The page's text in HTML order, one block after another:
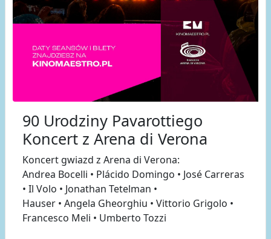
90 Urodziny Pavarottiego
Koncert z Arena di Verona
Koncert gwiazd z Arena di Verona:
Andrea Bocelli • Plácido Domingo • José Carreras
• Il Volo • Jonathan Tetelman •
Hauser • Angela Gheorghiu • Vittorio Grigolo •
Francesco Meli • Umberto Tozzi